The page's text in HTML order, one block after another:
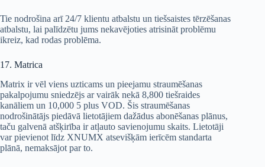
Tie nodrošina arī 24/7 klientu atbalstu un tiešsaistes tērzēšanas
atbalstu, lai palīdzētu jums nekavējoties atrisināt problēmu
ikreiz, kad rodas problēma.
17. Matrica
Matrix ir vēl viens uzticams un pieejamu straumēšanas
pakalpojumu sniedzējs ar vairāk nekā 8,800 tiešraides
kanāliem un 10,000 5 plus VOD. Šis straumēšanas
nodrošinātājs piedāvā lietotājiem dažādus abonēšanas plānus,
taču galvenā atšķirība ir atļauto savienojumu skaits. Lietotāji
var pievienot līdz XNUMX atsevišķām ierīcēm standarta
plānā, nemaksājot par to.